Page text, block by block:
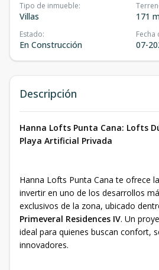
Tipo de inmueble:
Villas 171
Estado:
En Construcción
Fecha
07-
Descripción
Hanna Lofts Punta Cana: Lofts
Playa Artificial Privada
Hanna Lofts Punta Cana te ofrece
invertir en uno de los desarrollos
exclusivos de la zona, ubicado
Primeveral Residences IV. Un
ideal para quienes buscan confort,
innovadores.